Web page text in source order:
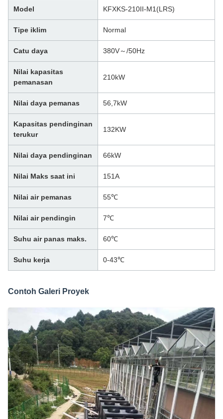
Model KFXKS-210II-M1(LRS)
Tipe iklim Normal
Catu daya 380V～/50Hz
Nilai kapasitas
pemanasan
210kW
Nilai daya pemanas 56,7kW
Kapasitas pendinginan
terukur
132KW
Nilai daya pendinginan 66kW
Nilai Maks saat ini 151A
Nilai air pemanas 55℃
Nilai air pendingin 7℃
Suhu air panas maks. 60℃
Suhu kerja 0-43℃
Contoh Galeri Proyek